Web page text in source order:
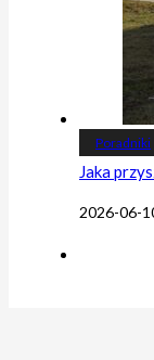
Poradniki
Jaka
2026-06-